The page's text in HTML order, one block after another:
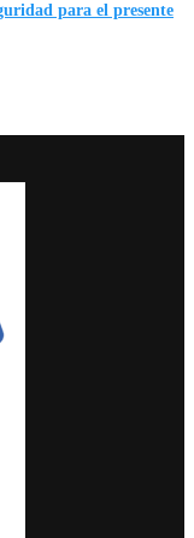
para el presente